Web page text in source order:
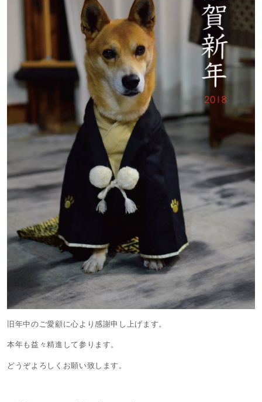
旧年中のご愛顧に心より感謝申し上げます。
本年も益々精進して参ります。
どうぞよろしくお願い致します。